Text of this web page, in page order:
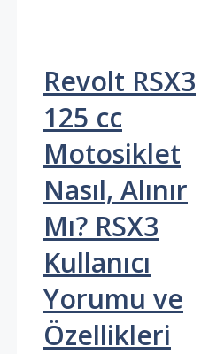
Revolt RSX3
125 cc
Motosiklet
Nasıl, Alınır
Mı? RSX3
Kullanıcı
Yorumu ve
Özellikleri